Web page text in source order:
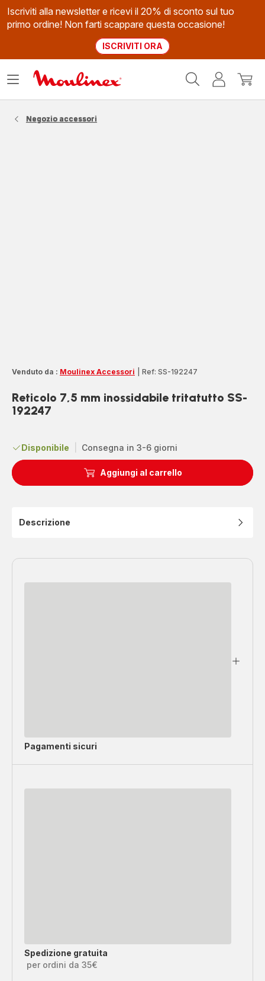
Iscriviti alla newsletter e ricevi il 20% di sconto sul tuo
primo ordine! Non farti scappare questa occasione!
ISCRIVITI ORA
Il
Apri
Negozio accessori
Venduto da : Moulinex Accessori Ref: SS-192247
Reticolo 7,5 mm inossidabile tritatutto SS-
192247
Disponibile Consegna in 3-6 giorni
Aggiungi al carrello
Descrizione
Pagamenti sicuri
Spedizione gratuita
per ordini da 35€